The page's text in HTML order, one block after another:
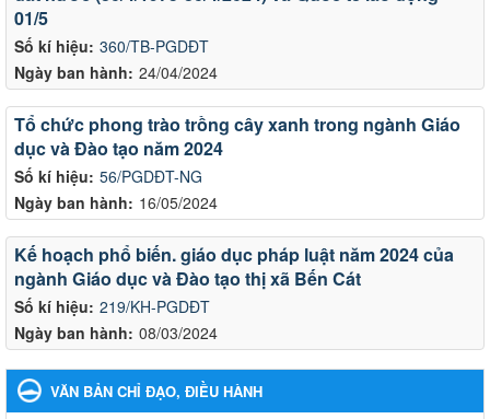
Số kí hiệu: 360/TB-PGDĐT
Ngày ban hành: 24/04/2024
01/5
Số kí hiệu: 56/PGDĐT-NG
Ngày ban hành: 16/05/2024
Tổ chức phong trào trồng cây xanh trong ngành Giáo
dục và Đào tạo năm 2024
Số kí hiệu: 219/KH-PGDĐT
Ngày ban hành: 08/03/2024
Kế hoạch phổ biến. giáo dục pháp luật năm 2024 của
ngành Giáo dục và Đào tạo thị xã Bến Cát
VĂN BẢN CHỈ ĐẠO, ĐIỀU HÀNH